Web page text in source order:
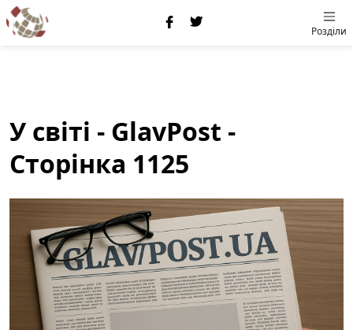
Розділи
У світі - GlavPost -
Сторінка 1125